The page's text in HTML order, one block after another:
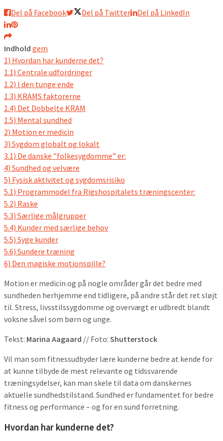
Del på Facebook Del på Twitter Del på LinkedIn
Indhold gem
1) Hvordan har kunderne det?
1.1) Centrale udfordringer
1.2) I den tunge ende
1.3) KRAMS faktorerne
1.4) Det Dobbelte KRAM
1.5) Mental sundhed
2) Motion er medicin
3) Sygdom globalt og lokalt
3.1) De danske ”folkesygdomme” er:
4) Sundhed og velvære
5) Fysisk aktivitet og sygdomsrisiko
5.1) Programmodel fra Rigshospitalets træningscenter:
5.2) Raske
5.3) Særlige målgrupper
5.4) Kunder med særlige behov
5.5) Syge kunder
5.6) Sundere træning
6) Den magiske motionspille?
Motion er medicin og på nogle områder går det bedre med
sundheden herhjemme end tidligere, på andre står det ret sløjt
til. Stress, livsstilssygdomme og overvægt er udbredt blandt
voksne såvel som børn og unge.
Tekst: Marina Aagaard // Foto: Shutterstock
Vil man som fitnessudbyder lære kunderne bedre at kende for
at kunne tilbyde de mest relevante og tidssvarende
træningsydelser, kan man skele til data om danskernes
aktuelle sundhedstilstand. Sundhed er fundamentet for bedre
fitness og performance – og for en sund forretning.
Hvordan har kunderne det?